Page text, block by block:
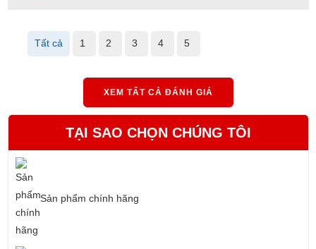
Tất cả 1 2 3 4 5
XEM TẤT CẢ ĐÁNH GIÁ
TẠI SAO CHỌN CHÚNG TÔI
Sản phẩm chính hãng